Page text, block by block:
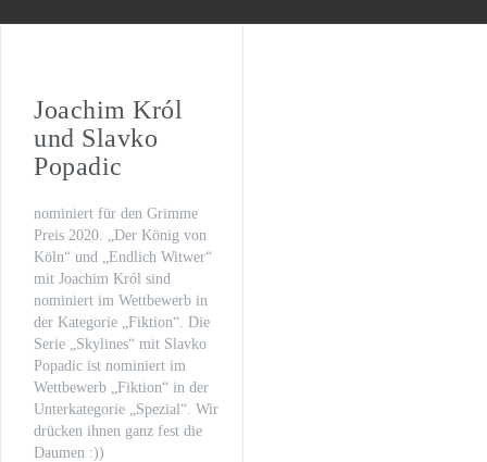
WILSBERG – VATERFREUDEN
Michael Rotschopf und Charlotte Puder
„Fritzie – Der Himmel muss warten“
Joachim Król
und Slavko
Popadic
nominiert für den Grimme
Preis 2020. „Der König von
Köln“ und „Endlich Witwer“
mit Joachim Król sind
nominiert im Wettbewerb in
der Kategorie „Fiktion“. Die
Serie „Skylines“ mit Slavko
Popadic ist nominiert im
Wettbewerb „Fiktion“ in der
Unterkategorie „Spezial“. Wir
drücken ihnen ganz fest die
Daumen :))